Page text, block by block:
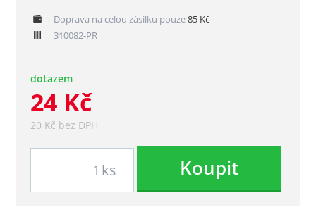
Doprava na celou zásilku pouze85 Kč
310082-PR
dotazem
24 Kč
20 Kč bez DPH
ks Koupit